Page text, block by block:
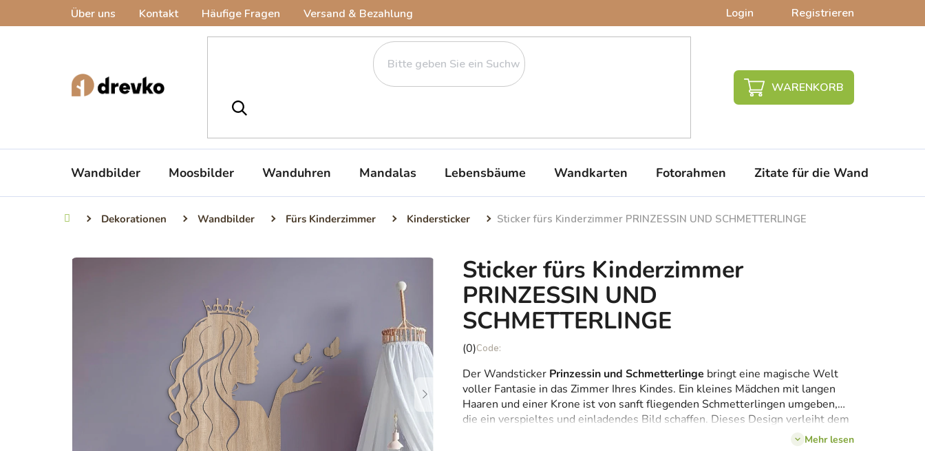
Über uns Kontakt Häufige Fragen Versand & Bezahlung Login Registrieren
WARENKORB
Wandbilder Moosbilder Wanduhren Mandalas Lebensbäume Wandkarten Fotorahmen Zitate für die Wand
StartseiteDekorationen Wandbilder Fürs Kinderzimmer Kindersticker Sticker fürs Kinderzimmer PRINZESSIN UND SCHMETTERLINGE
Sticker fürs Kinderzimmer
PRINZESSIN UND
SCHMETTERLINGE
Die
Produktbewertung
ist
0,0
von
(0)
Der Wandsticker Prinzessin und Schmetterlinge bringt eine magische Welt
voller Fantasie in das Zimmer Ihres Kindes. Ein kleines Mädchen mit langen
Haaren und einer Krone ist von sanft fliegenden Schmetterlingen umgeben,
die ein verspieltes und einladendes Bild schaffen. Dieses Design verleiht dem
Zimmer einen fröhlichen und inspirierenden Touch und regt die Fantasie des
Mehr lesen